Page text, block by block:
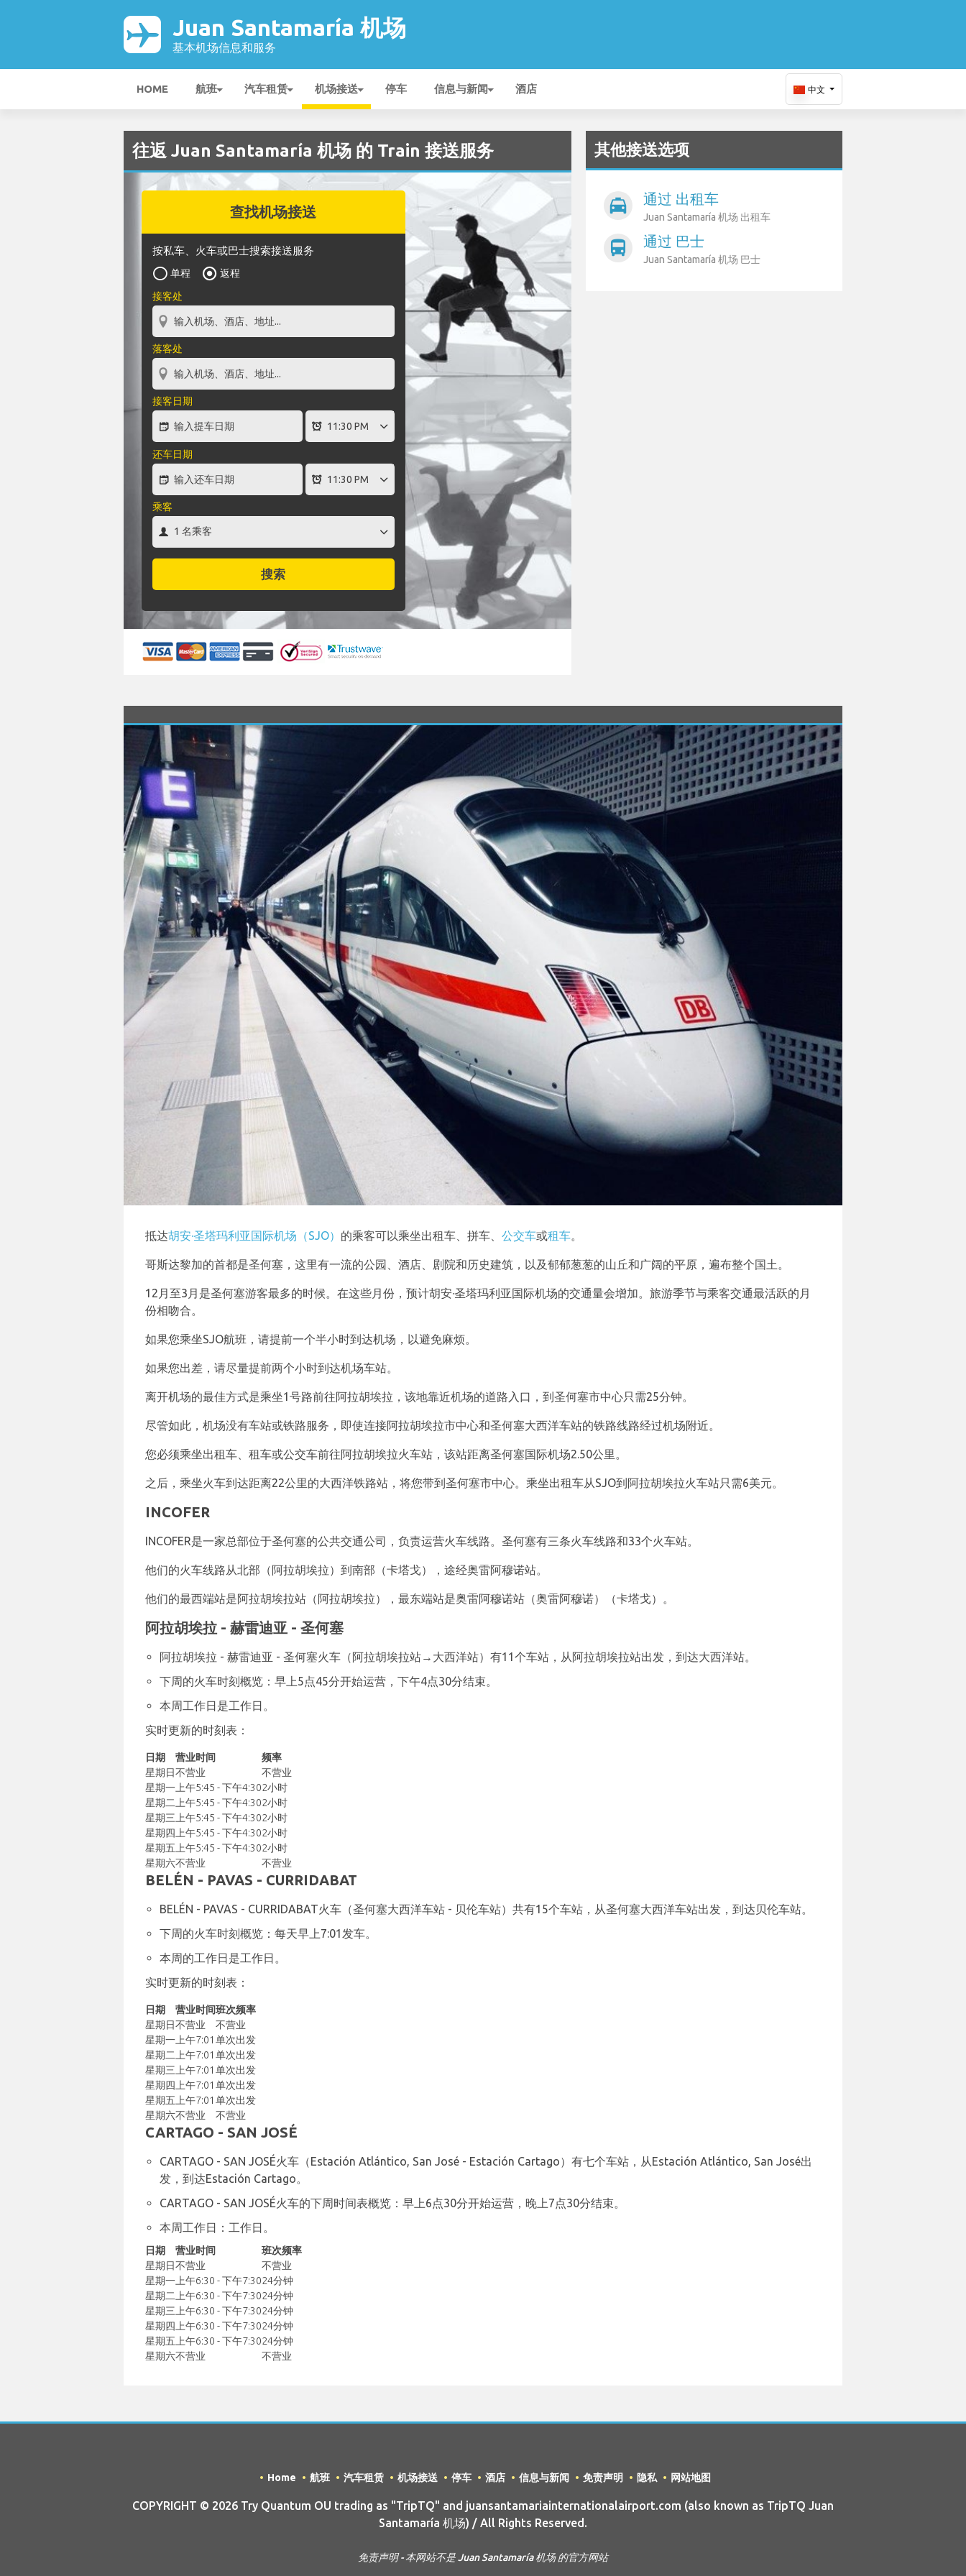
Juan Santamaría 机场
基本机场信息和服务
HOME 航班 汽车租赁 机场接送 停车 信息与新闻 酒店 中文
往返 Juan Santamaría 机场 的 Train 接送服务
查找机场接送
按私车、火车或巴士搜索接送服务
单程
返程
接客处
落客处
接客日期
还车日期
乘客
搜索
其他接送选项
local_taxi 通过 出租车
Juan Santamaría 机场 出租车
directions_bus 通过 巴士
Juan Santamaría 机场 巴士
抵达胡安·圣塔玛利亚国际机场（SJO） 的乘客可以乘坐出租车、拼车、 公交车或租车。
哥斯达黎加的首都是圣何塞，这里有一流的公园、酒店、剧院和历史建筑，以及郁郁葱葱的山丘和广阔的平原，遍布整个国土。
12月至3月是圣何塞游客最多的时候。在这些月份，预计胡安·圣塔玛利亚国际机场的交通量会增加。旅游季节与乘客交通最活跃的月
份相吻合。
如果您乘坐SJO航班，请提前一个半小时到达机场，以避免麻烦。
如果您出差，请尽量提前两个小时到达机场车站。
离开机场的最佳方式是乘坐1号路前往阿拉胡埃拉，该地靠近机场的道路入口，到圣何塞市中心只需25分钟。
尽管如此，机场没有车站或铁路服务，即使连接阿拉胡埃拉市中心和圣何塞大西洋车站的铁路线路经过机场附近。
您必须乘坐出租车、租车或公交车前往阿拉胡埃拉火车站，该站距离圣何塞国际机场2.50公里。
之后，乘坐火车到达距离22公里的大西洋铁路站，将您带到圣何塞市中心。乘坐出租车从SJO到阿拉胡埃拉火车站只需6美元。
INCOFER
INCOFER是一家总部位于圣何塞的公共交通公司，负责运营火车线路。圣何塞有三条火车线路和33个火车站。
他们的火车线路从北部（阿拉胡埃拉）到南部（卡塔戈），途经奥雷阿穆诺站。
他们的最西端站是阿拉胡埃拉站（阿拉胡埃拉），最东端站是奥雷阿穆诺站（奥雷阿穆诺）（卡塔戈）。
阿拉胡埃拉 - 赫雷迪亚 - 圣何塞
阿拉胡埃拉 - 赫雷迪亚 - 圣何塞火车（阿拉胡埃拉站→大西洋站）有11个车站，从阿拉胡埃拉站出发，到达大西洋站。
下周的火车时刻概览：早上5点45分开始运营，下午4点30分结束。
本周工作日是工作日。
实时更新的时刻表：
日期 营业时间
频率
星期日不营业
不营业
星期一 上午5:45 - 下午4:302小时
星期二 上午5:45 - 下午4:302小时
星期三 上午5:45 - 下午4:302小时
星期四 上午5:45 - 下午4:302小时
星期五 上午5:45 - 下午4:302小时
星期六不营业 不营业
BELÉN - PAVAS - CURRIDABAT
BELÉN - PAVAS - CURRIDABAT火车（圣何塞大西洋车站 - 贝伦车站）共有15个车站，从圣何塞大西洋车站出发，到达贝伦车站。
下周的火车时刻概览：每天早上7:01发车。
本周的工作日是工作日。
实时更新的时刻表：
日期 营业时间班次频率
星期日不营业
不营业
星期一 上午7:01 单次出发
星期二 上午7:01 单次出发
星期三 上午7:01 单次出发
星期四 上午7:01 单次出发
星期五 上午7:01 单次出发
星期六不营业 不营业
CARTAGO - SAN JOSÉ
CARTAGO - SAN JOSÉ火车（Estación Atlántico, San José‎ - Estación Cartago）有七个车站，从Estación Atlántico, San José出
发，到达Estación Cartago。
CARTAGO - SAN JOSÉ火车的下周时间表概览：早上6点30分开始运营，晚上7点30分结束。
本周工作日：工作日。
日期 营业时间
班次频率
星期日不营业
不营业
星期一 上午6:30 - 下午7:3024分钟
星期二 上午6:30 - 下午7:3024分钟
星期三 上午6:30 - 下午7:3024分钟
星期四 上午6:30 - 下午7:3024分钟
星期五 上午6:30 - 下午7:3024分钟
星期六不营业 不营业
Home 航班 汽车租赁 机场接送 停车 酒店 信息与新闻 免责声明 隐私 网站地图
COPYRIGHT © 2026 Try Quantum OU trading as "TripTQ" and juansantamariainternationalairport.com (also known as TripTQ Juan
Santamaría 机场) / All Rights Reserved.
免责声明 - 本网站不是 Juan Santamaría 机场 的官方网站